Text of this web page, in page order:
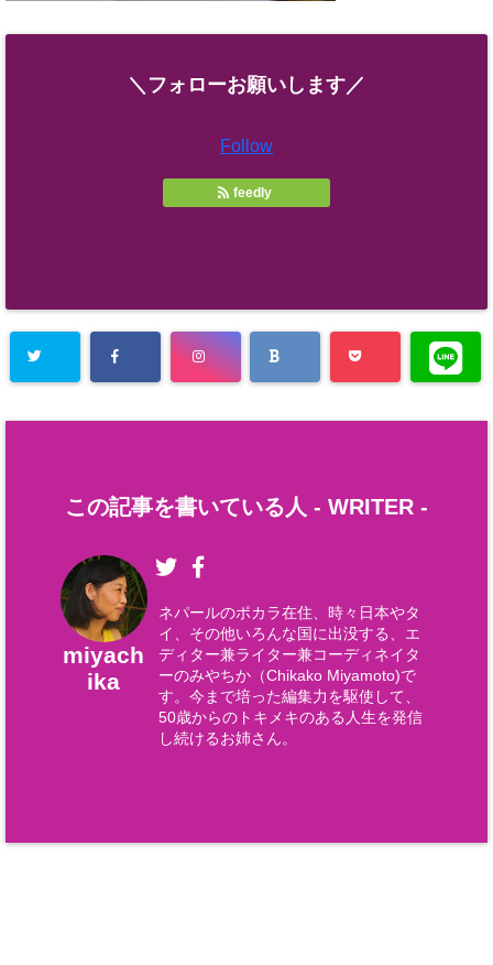
＼フォローお願いします／
Follow
feedly
この記事を書いている人 - WRITER -
miyach
ika
ネパールのポカラ在住、時々日本やタ
イ、その他いろんな国に出没する、エ
ディター兼ライター兼コーディネイタ
ーのみやちか（Chikako Miyamoto)で
す。今まで培った編集力を駆使して、
50歳からのトキメキのある人生を発信
し続けるお姉さん。